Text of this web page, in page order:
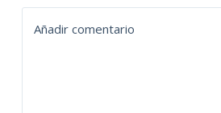
Añadir comentario
t